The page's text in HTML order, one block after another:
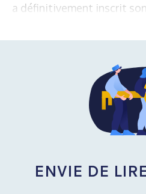
a définitivement inscrit
ENVIE DE